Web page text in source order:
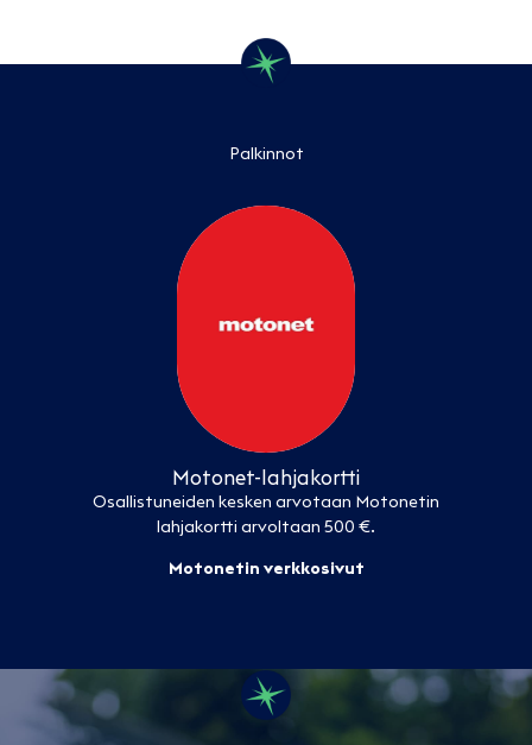
Palkinnot
Motonet-lahjakortti
Osallistuneiden kesken arvotaan Motonetin
lahjakortti arvoltaan 500 €.
Motonetin verkkosivut